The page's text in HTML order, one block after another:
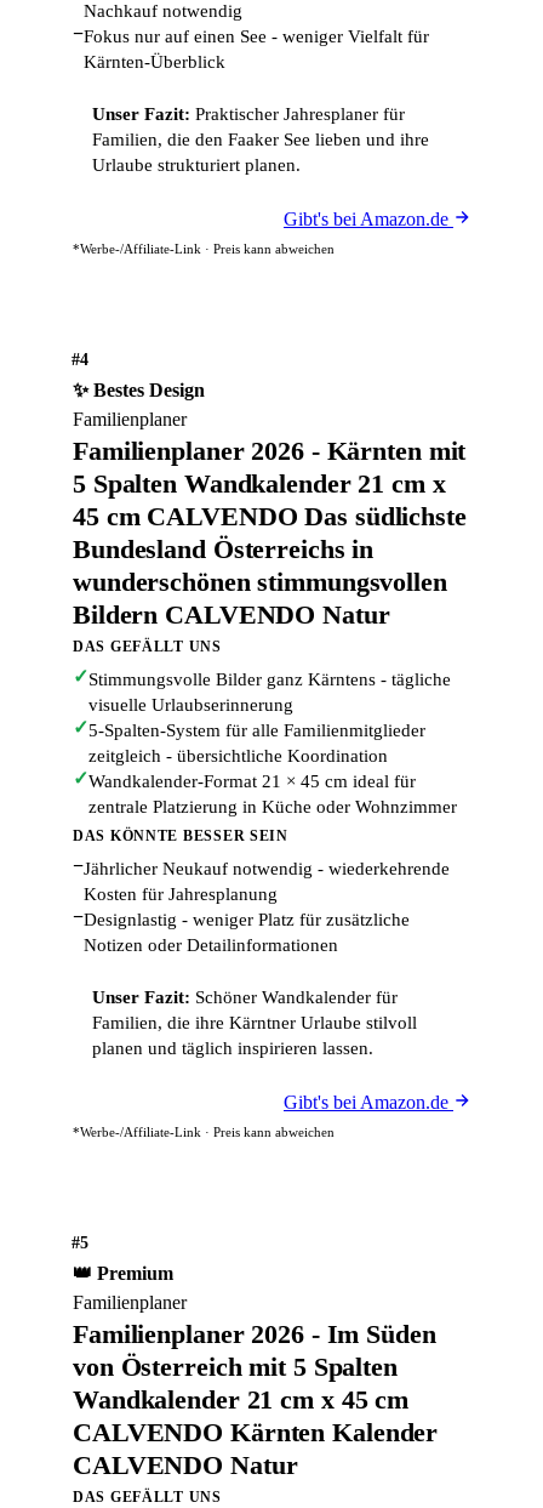
Nachkauf notwendig
−Fokus nur auf einen See - weniger Vielfalt für
Kärnten-Überblick
Unser Fazit: Praktischer Jahresplaner für
Familien, die den Faaker See lieben und ihre
Urlaube strukturiert planen.
Gibt's bei Amazon.de
*Werbe-/Affiliate-Link · Preis kann abweichen
#4
✨ Bestes Design
Familienplaner
Familienplaner 2026 - Kärnten mit
5 Spalten Wandkalender 21 cm x
45 cm CALVENDO Das südlichste
Bundesland Österreichs in
wunderschönen stimmungsvollen
Bildern CALVENDO Natur
DAS GEFÄLLT UNS
✓Stimmungsvolle Bilder ganz Kärntens - tägliche
visuelle Urlaubserinnerung
✓5-Spalten-System für alle Familienmitglieder
zeitgleich - übersichtliche Koordination
✓Wandkalender-Format 21 × 45 cm ideal für
zentrale Platzierung in Küche oder Wohnzimmer
DAS KÖNNTE BESSER SEIN
−Jährlicher Neukauf notwendig - wiederkehrende
Kosten für Jahresplanung
−Designlastig - weniger Platz für zusätzliche
Notizen oder Detailinformationen
Unser Fazit: Schöner Wandkalender für
Familien, die ihre Kärntner Urlaube stilvoll
planen und täglich inspirieren lassen.
Gibt's bei Amazon.de
*Werbe-/Affiliate-Link · Preis kann abweichen
#5
👑 Premium
Familienplaner
Familienplaner 2026 - Im Süden
von Österreich mit 5 Spalten
Wandkalender 21 cm x 45 cm
CALVENDO Kärnten Kalender
CALVENDO Natur
DAS GEFÄLLT UNS